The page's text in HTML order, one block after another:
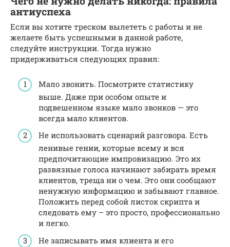
антиуспеха
Если вы хотите треском вылететь с работы и не
желаете быть успешными в данной работе,
следуйте инструкции. Тогда нужно
придерживаться следующих правил:
Мало звонить. Посмотрите статистику
выше. Даже при особом опыте и
подвешенном языке мало звонков — это
всегда мало клиентов.
Не использовать сценарий разговора. Есть
ленивые гении, которые всему и вся
предпочитающие импровизацию. Это их
развязные голоса начинают забирать время
клиентов, треща ни о чем. Это они сообщают
ненужную информацию и забывают главное.
Положить перед собой листок скрипта и
следовать ему – это просто, профессионально
и легко.
Не записывать имя клиента и его